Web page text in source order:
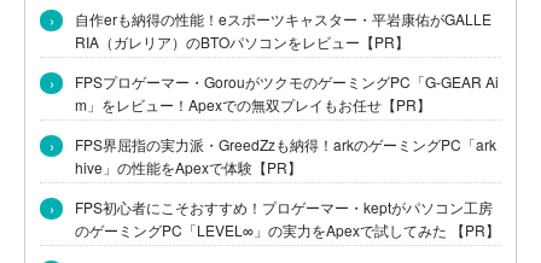
›
自作erも納得の性能！eスポーツキャスター・平岩康佑がGALLE
RIA（ガレリア）のBTOパソコンをレビュー【PR】
›
FPSプロゲーマー・GorouがツクモのゲーミングPC「G-GEAR Ai
m」をレビュー！Apexでの無双プレイもお任せ【PR】
›
FPS界屈指の実力派・GreedZzも納得！arkのゲーミングPC「ark
hive」の性能をApexで体験【PR】
›
FPS初心者にこそおすすめ！プロゲーマー・keptがパソコン工房
のゲーミングPC「LEVEL∞」の実力をApexで試してみた 【PR】